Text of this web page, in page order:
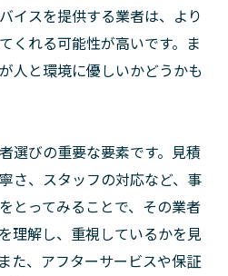
イスを提供する業者は、より
くれる可能性が高いです。ま
人と環境に優しいかどうかも
選びの重要な要素です。見積
さ、スタッフの対応など、事
とってみることで、その業者
理解し、重視しているかを見
た、アフターサービスや保証